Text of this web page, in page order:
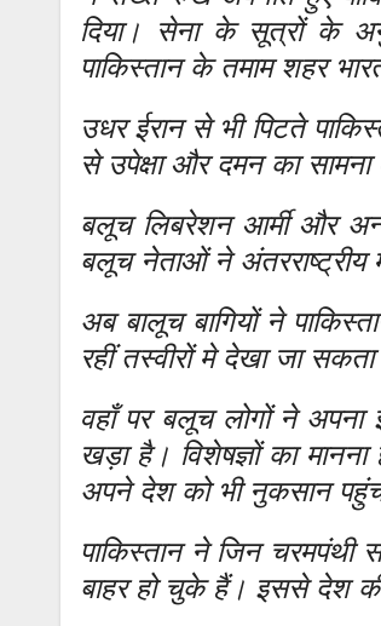
दिया। सेना के सूत्रों के
पाकिस्तान के तमाम शहर
उधर ईरान से भी पिटते
से उपेक्षा और दमन का
बलूच लिबरेशन आर्मी और
बलूच नेताओं ने अंतरराष्ट्रीय
अब बालूच बागियों ने
रहीं तस्वीरों मे देखा जा
वहाँ पर बलूच लोगों ने अपना
खड़ा है। विशेषज्ञों का
अपने देश को भी नुकसान
पाकिस्तान ने जिन
बाहर हो चुके हैं। इससे देश की